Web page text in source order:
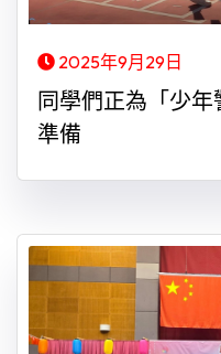
2025年9月29日
同學們正為「少
準備